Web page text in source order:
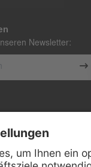
Newsletter: